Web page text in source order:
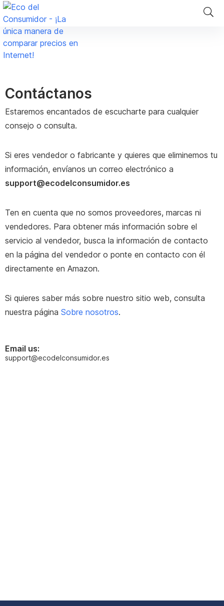
Contáctanos
Estaremos encantados de escucharte para cualquier
consejo o consulta.
Si eres vendedor o fabricante y quieres que eliminemos tu
información, envíanos un correo electrónico a
support@ecodelconsumidor.es
Ten en cuenta que no somos proveedores, marcas ni
vendedores. Para obtener más información sobre el
servicio al vendedor, busca la información de contacto
en la página del vendedor o ponte en contacto con él
directamente en Amazon.
Si quieres saber más sobre nuestro sitio web, consulta
nuestra página Sobre nosotros.
Email us:
support@ecodelconsumidor.es